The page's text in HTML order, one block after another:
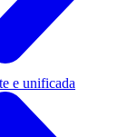
e unificada